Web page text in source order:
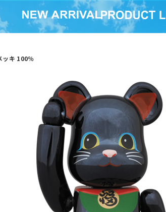
ッキ 100％